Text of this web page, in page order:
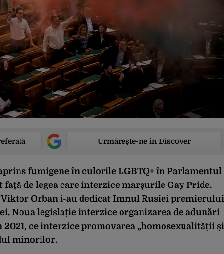
Urmărește-ne în Discover
fumigene în culorile LGBTQ+ în Parlamentul
față de legea care interzice marșurile Gay Pride.
Viktor Orban i-au dedicat Imnul Rusiei premierului
Noua legislație interzice organizarea de adunări
ce interzice promovarea „homosexualității și
minorilor.